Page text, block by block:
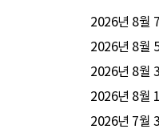
2026년 8월
2026년 8월
2026년 8월
2026년 8월
2026년 7월